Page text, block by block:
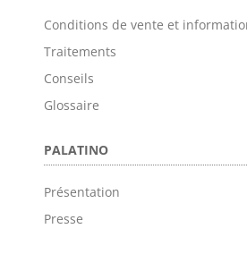
Conditions de vente et
Traitements
Conseils
Glossaire
PALATINO
Présentation
Presse